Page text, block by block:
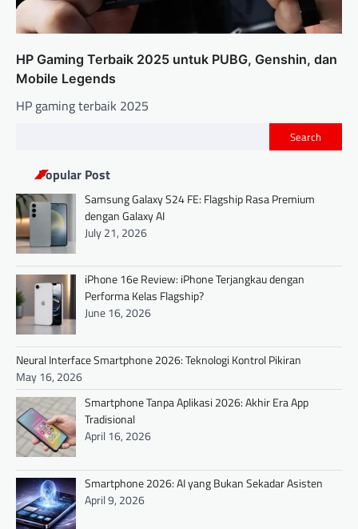
HP Gaming Terbaik 2025 untuk PUBG, Genshin, dan
Mobile Legends
HP gaming terbaik 2025
Search
Popular Post
Samsung Galaxy S24 FE: Flagship Rasa Premium
dengan Galaxy AI
July 21, 2026
iPhone 16e Review: iPhone Terjangkau dengan
Performa Kelas Flagship?
June 16, 2026
Neural Interface Smartphone 2026: Teknologi Kontrol Pikiran
May 16, 2026
Smartphone Tanpa Aplikasi 2026: Akhir Era App
Tradisional
April 16, 2026
Smartphone 2026: AI yang Bukan Sekadar Asisten
April 9, 2026